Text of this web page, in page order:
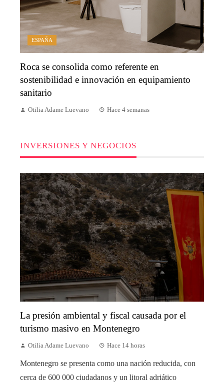
ESPAÑA
Roca se consolida como referente en
sostenibilidad e innovación en equipamiento
sanitario
Otilia Adame Luevano Hace 4 semanas
INVERSIONES Y NEGOCIOS
La presión ambiental y fiscal causada por el
turismo masivo en Montenegro
Otilia Adame Luevano Hace 14 horas
Montenegro se presenta como una nación reducida, con
cerca de 600 000 ciudadanos y un litoral adriático